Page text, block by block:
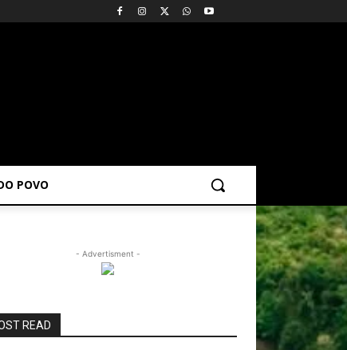
POVO
- Advertisment -
READ